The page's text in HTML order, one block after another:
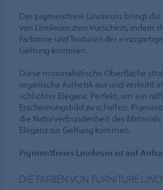
Das pigmentfreie Linoleum bringt
von Linoleum zum Vorschein, indem
Farbtöne und Texturen der
Geltung kommen.
Diese minimalistische Oberfläche
organische Ästhetik aus und verleiht
schlichter Eleganz. Perfekt, um ein
Erscheinungsbild zu schaffen.
die Naturverbundenheit des
Eleganz zur Geltung kommen.
Pigmentfreies Linoleum ist auf
DIE FARBEN VON FURNITURE